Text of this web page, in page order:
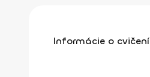
Informácie o cvičení